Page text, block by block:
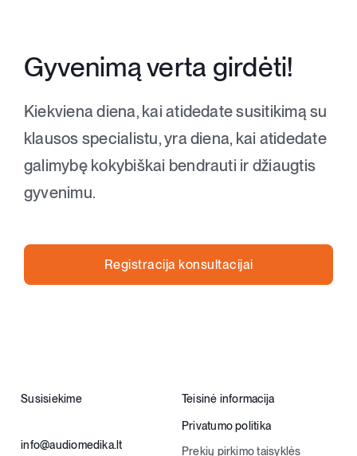
Gyvenimą verta girdėti!
Kiekviena diena, kai atidedate susitikimą su
klausos specialistu, yra diena, kai atidedate
galimybę kokybiškai bendrauti ir džiaugtis
gyvenimu.
Registracija konsultacijai
Susisiekime
info@audiomedika.lt
Teisinė informacija
Privatumo politika
Prekių pirkimo taisyklės